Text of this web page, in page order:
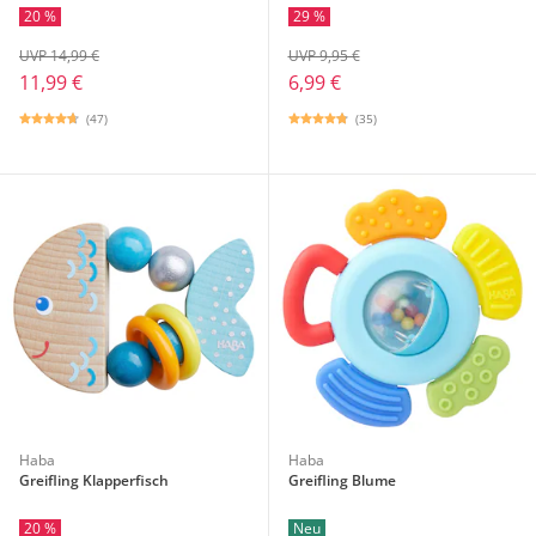
20 %
11,99 €
UVP 14,99 €
(47)
29 %
6,99 €
UVP 9,95 €
(35)
Haba
Greifling Klapperfisch
20 %
Haba
Greifling Blume
Neu